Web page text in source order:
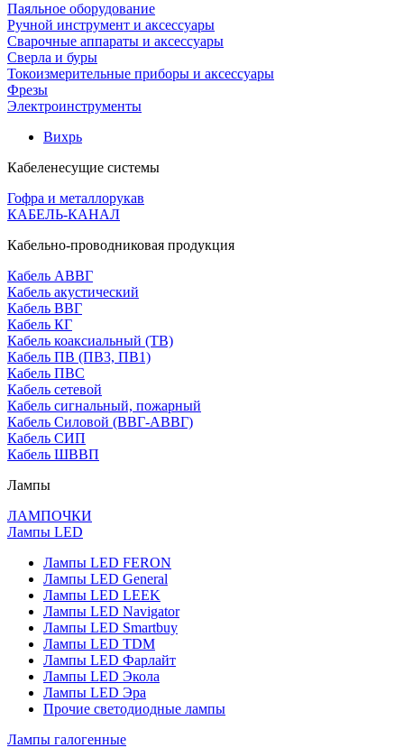
Паяльное оборудование
Ручной инструмент и аксессуары
Сварочные аппараты и аксессуары
Сверла и буры
Токоизмерительные приборы и аксессуары
Фрезы
Электроинструменты
Вихрь
Кабеленесущие системы
Гофра и металлорукав
КАБЕЛЬ-КАНАЛ
Кабельно-проводниковая продукция
Кабель АВВГ
Кабель акустический
Кабель ВВГ
Кабель КГ
Кабель коаксиальный (ТВ)
Кабель ПВ (ПВ3, ПВ1)
Кабель ПВС
Кабель сетевой
Кабель сигнальный, пожарный
Кабель Силовой (ВВГ-АВВГ)
Кабель СИП
Кабель ШВВП
Лампы
ЛАМПОЧКИ
Лампы LED
Лампы LED FERON
Лампы LED General
Лампы LED LEEK
Лампы LED Navigator
Лампы LED Smartbuy
Лампы LED TDM
Лампы LED Фарлайт
Лампы LED Экола
Лампы LED Эра
Прочие светодиодные лампы
Лампы галогенные